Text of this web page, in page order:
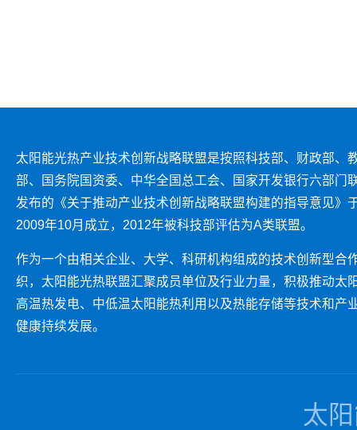
太阳能光热产业技术创新战略联盟是按照科技部、财政部、
部、国务院国资委、中华全国总工会、国家开发银行六部门
发布的《关于推动产业技术创新战略联盟构建的指导意见》
2009年10月成立，2012年被科技部评估为A类联盟。
作为一个由相关企业、大学、科研机构组成的技术创新型合
织，太阳能光热联盟汇聚成员单位及行业力量，积极推动太
高温热发电、中低温太阳能热利用以及热能存储等技术和产
健康持续发展。
太